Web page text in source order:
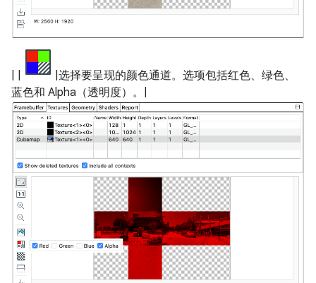
|选择要呈现的颜色通道。选项包括红色、绿色、
蓝色和 Alpha（透明度）。|